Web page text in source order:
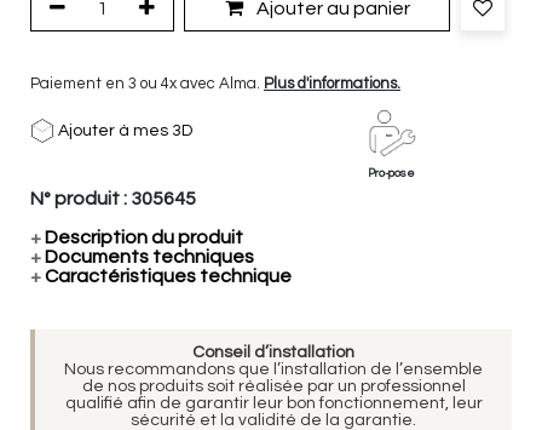
Ajouter au panier
Paiement en 3 ou 4x avec Alma. Plus d'informations.
Ajouter à mes 3D
Pro-pose
N° produit : 305645
+ Description du produit
+ Documents techniques
+Caractéristiques technique
Conseil d’installation
Nous recommandons que l’installation de l’ensemble
de nos produits soit réalisée par un professionnel
qualifié afin de garantir leur bon fonctionnement, leur
sécurité et la validité de la garantie.